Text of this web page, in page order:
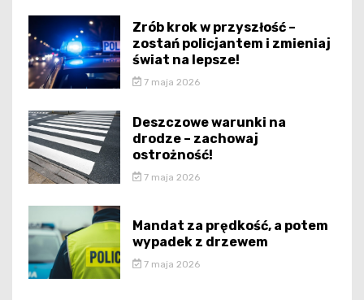
Zrób krok w przyszłość –
zostań policjantem i zmieniaj
świat na lepsze!
7 maja 2026
Deszczowe warunki na
drodze – zachowaj
ostrożność!
7 maja 2026
Mandat za prędkość, a potem
wypadek z drzewem
7 maja 2026